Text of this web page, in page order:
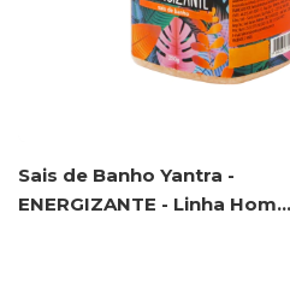
Sais de Banho Yantra -
ENERGIZANTE - Linha Home